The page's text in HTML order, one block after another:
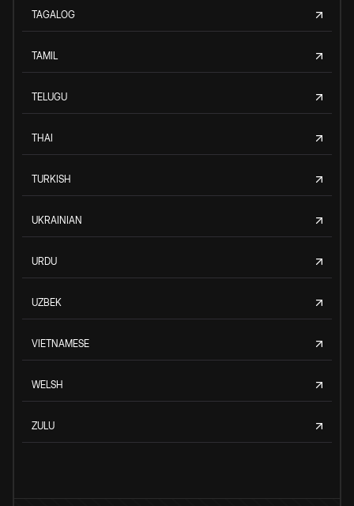
TAGALOG
TAMIL
TELUGU
THAI
TURKISH
UKRAINIAN
URDU
UZBEK
VIETNAMESE
WELSH
ZULU